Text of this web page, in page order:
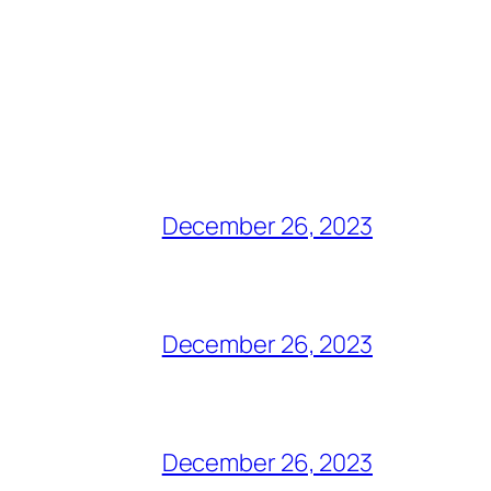
December 26, 2023
December 26, 2023
December 26, 2023